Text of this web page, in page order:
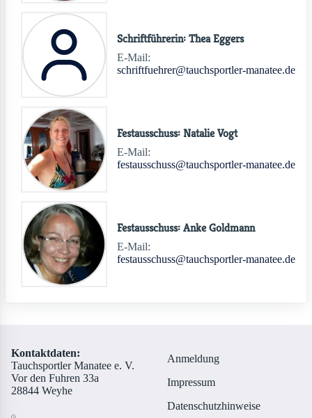
Schriftführerin: Thea Eggers
E-Mail:
schriftfuehrer@tauchsportler-manatee.de
Festausschuss: Natalie Vogt
E-Mail:
festausschuss@tauchsportler-manatee.de
Festausschuss: Anke Goldmann
E-Mail:
festausschuss@tauchsportler-manatee.de
Kontaktdaten:
Tauchsportler Manatee e. V.
Vor den Fuhren 33a
28844 Weyhe
Anmeldung
Impressum
Datenschutzhinweise